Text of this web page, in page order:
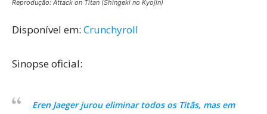
Reprodução: Attack on Titan (Shingeki no Kyojin)
Disponível em: Crunchyroll
Sinopse oficial:
Eren Jaeger jurou eliminar todos os Titãs, mas em